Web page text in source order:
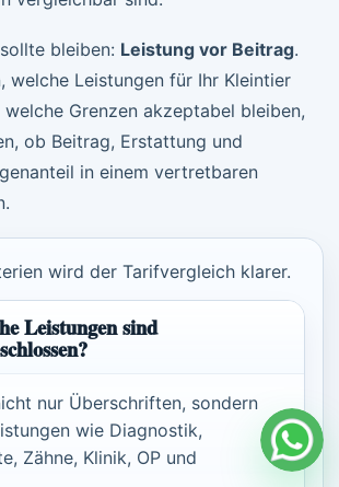
bleiben: Leistung vor Beitrag.
welche Leistungen für Ihr Kleintier
Grenzen akzeptabel bleiben,
ob Beitrag, Erstattung und
in einem vertretbaren
wird der Tarifvergleich klarer.
Leistungen sind
nur Überschriften, sondern
wie Diagnostik,
Zähne, Klinik, OP und